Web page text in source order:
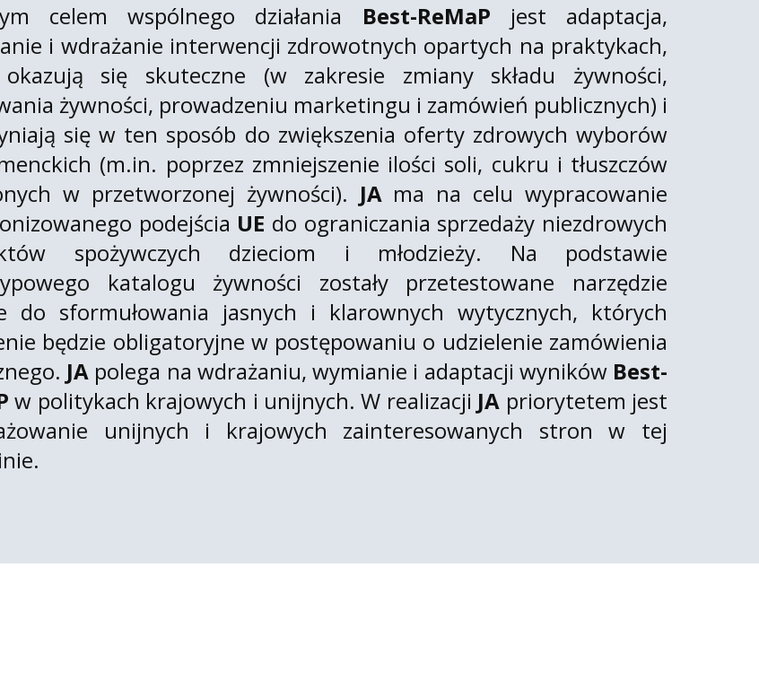
celem wspólnego działania Best-ReMaP jest adaptacja,
i wdrażanie interwencji zdrowotnych opartych na praktykach,
się skuteczne (w zakresie zmiany składu żywności,
żywności, prowadzeniu marketingu i zamówień publicznych) i
się w ten sposób do zwiększenia oferty zdrowych wyborów
(m.in. poprzez zmniejszenie ilości soli, cukru i tłuszczów
w przetworzonej żywności). JA ma na celu wypracowanie
podejścia UE do ograniczania sprzedaży niezdrowych
spożywczych dzieciom i młodzieży. Na podstawie
katalogu żywności zostały przetestowane narzędzie
do sformułowania jasnych i klarownych wytycznych, których
będzie obligatoryjne w postępowaniu o udzielenie zamówienia
JA polega na wdrażaniu, wymianie i adaptacji wyników Best-
w politykach krajowych i unijnych. W realizacji JA priorytetem jest
unijnych i krajowych zainteresowanych stron w tej